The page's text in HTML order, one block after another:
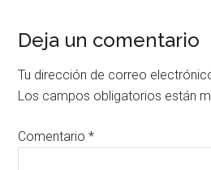
Deja un comentario
Tu dirección de correo
Los campos obligatorios están
Comentario*